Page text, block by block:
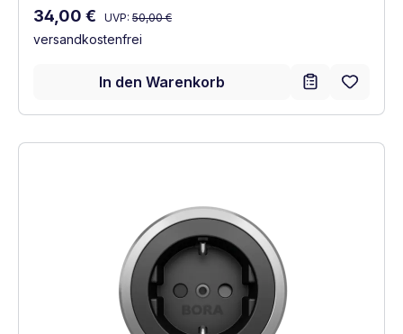
Verkaufspreis:
34,00 € Regulärer Preis:
UVP: 50,00 €
versandkostenfrei
In den Warenkorb